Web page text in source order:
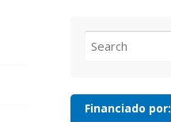
for:
Financiado por: